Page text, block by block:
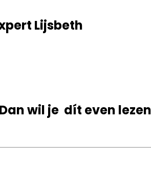
Lijsbeth
wil je dít even